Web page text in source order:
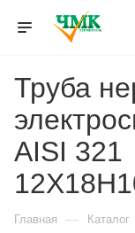
Труба
AISI 321
Главная — Каталог